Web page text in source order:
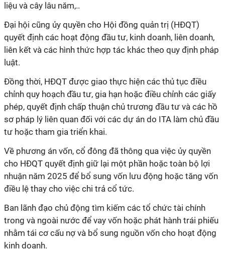
liệu và cây lâu năm,..
Đại hội cũng ủy quyền cho Hội đồng quản trị (HĐQT)
quyết định các hoạt động đầu tư, kinh doanh, liên doanh,
liên kết và các hình thức hợp tác khác theo quy định pháp
luật.
Đồng thời, HĐQT được giao thực hiện các thủ tục điều
chỉnh quy hoạch đầu tư, gia hạn hoặc điều chỉnh các giấy
phép, quyết định chấp thuận chủ trương đầu tư và các hồ
sơ pháp lý liên quan đối với các dự án do ITA làm chủ đầu
tư hoặc tham gia triển khai.
Về phương án vốn, cổ đông đã thông qua việc ủy quyền
cho HĐQT quyết định giữ lại một phần hoặc toàn bộ lợi
nhuận năm 2025 để bổ sung vốn lưu động hoặc tăng vốn
điều lệ thay cho việc chi trả cổ tức.
Ban lãnh đạo chủ động tìm kiếm các tổ chức tài chính
trong và ngoài nước để vay vốn hoặc phát hành trái phiếu
nhằm tái cơ cấu nợ và bổ sung nguồn vốn cho hoạt động
kinh doanh.